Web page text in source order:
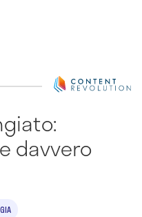
davvero